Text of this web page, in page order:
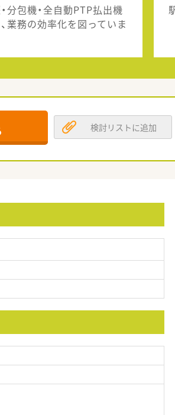
分包機・全自動PTP払出機
業務の効率化を図っていま
検討リストに追加